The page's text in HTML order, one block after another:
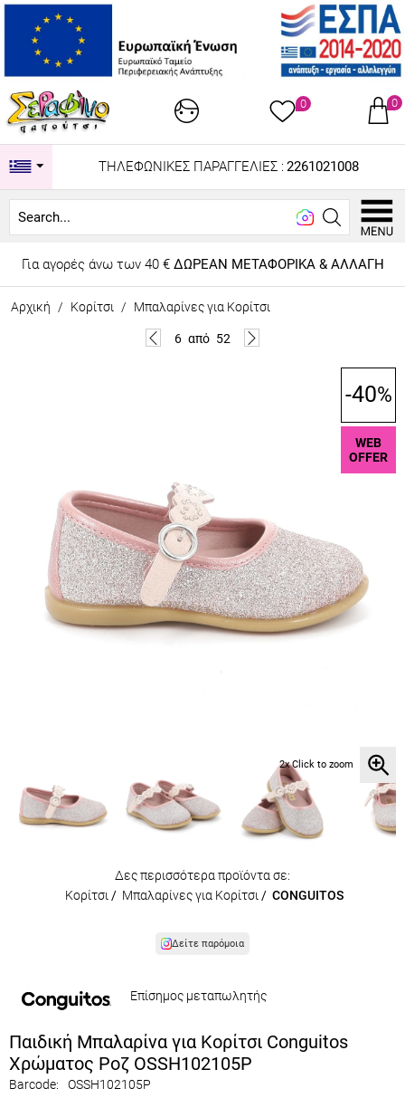
0 0
ΤΗΛΕΦΩΝΙΚΕΣ ΠΑΡΑΓΓΕΛΙΕΣ : 2261021008
Looking f
Για αγορές άνω των 40 € ΔΩΡΕΑΝ ΜΕΤΑΦΟΡΙΚΑ & ΑΛΛΑΓΗ
Αρχική / Κορίτσι / Μπαλαρίνες για Κορίτσι
6 από 52
-40%
WEB
OFFER
2x Click to zoom
Δες περισσότερα προϊόντα σε:
Κορίτσι / Μπαλαρίνες για Κορίτσι / CONGUITOS
Δείτε παρόμοια
Επίσημος μεταπωλητής
Παιδική Μπαλαρίνα για Κορίτσι Conguitos
Χρώματος Ροζ OSSH102105P
Barcode: OSSH102105P